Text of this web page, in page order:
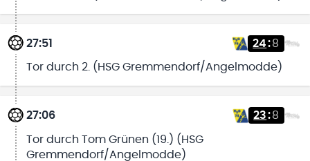
27:51 24:8
Tor durch 2. (HSG Gremmendorf/Angelmodde)
27:06 23:8
Tor durch Tom Grünen (19.) (HSG
Gremmendorf/Angelmodde)